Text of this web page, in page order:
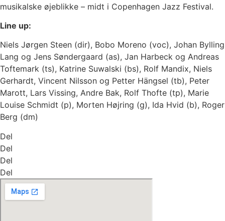
musikalske øjeblikke – midt i Copenhagen Jazz Festival.
Line up:
Niels Jørgen Steen (dir), Bobo Moreno (voc), Johan Bylling
Lang og Jens Søndergaard (as), Jan Harbeck og Andreas
Toftemark (ts), Katrine Suwalski (bs), Rolf Mandix, Niels
Gerhardt, Vincent Nilsson og Petter Hängsel (tb), Peter
Marott, Lars Vissing, Andre Bak, Rolf Thofte (tp), Marie
Louise Schmidt (p), Morten Højring (g), Ida Hvid (b), Roger
Berg (dm)
Del
Del
Del
Del